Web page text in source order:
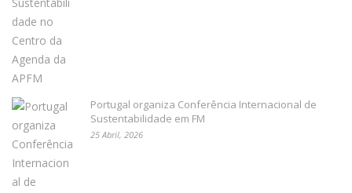
Portugal organiza Conferência Internacional de
Sustentabilidade em FM
25 Abril, 2026